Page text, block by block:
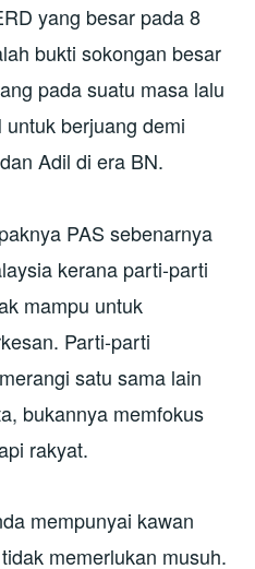
yang besar pada 8
bukti sokongan besar
pada suatu masa lalu
berjuang demi
Adil di era BN.
PAS sebenarnya
kerana parti-parti
mampu untuk
Parti-parti
satu sama lain
bukannya memfokus
rakyat.
mempunyai kawan
memerlukan musuh.